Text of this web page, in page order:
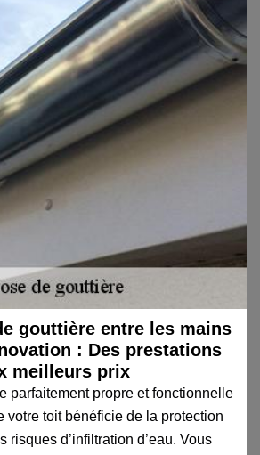
gouttière entre les mains
: Des prestations
meilleurs prix
parfaitement propre et fonctionnelle
votre toit bénéficie de la protection
risques d’infiltration d’eau. Vous